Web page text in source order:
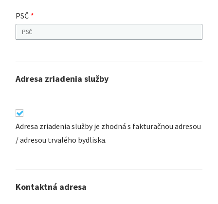
PSČ
Adresa zriadenia služby
Adresa zriadenia služby je zhodná s fakturačnou adresou
/ adresou trvalého bydliska.
Kontaktná adresa